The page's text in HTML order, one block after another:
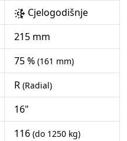
Cjelogodišnje
215 mm
75 % (161 mm)
R (Radial)
16"
116 (do 1250 kg)